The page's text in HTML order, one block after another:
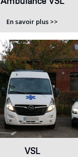
En savoir plus >>
VSL